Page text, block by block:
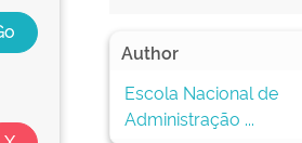
Author
Escola Nacional de
Administração ...